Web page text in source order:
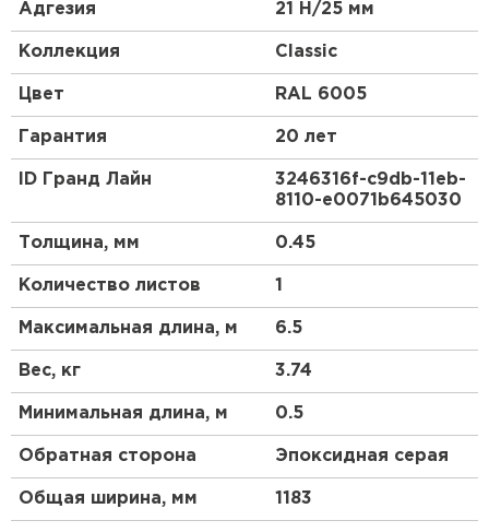
Эта металлочерепица в скандинавском стиле
станет отличным акцентом Вашего дома.
Красивый и гармоничный внешний вид, классика
линий позволяют металлочерепице Classic
органично сочетаться как с природным
ландшафтом, так и с любым архитектурным
стилем самого дома.
Для обустройства кровли компания Grand Line
Ассортимент продукции имеет сертификаты,
подтверждающие ее качество и безопасность
использования.
Адгезия 21 Н/25 мм
Коллекция Classic
Цвет RAL 6005
Гарантия 20 лет
ID Гранд Лайн
3246316f-c9db-11eb-
8110-e0071b645030
Толщина, мм 0.45
Количество листов 1
Максимальная длина, м 6.5
Вес, кг 3.74
Минимальная длина, м 0.5
Обратная сторона Эпоксидная серая
Общая ширина, мм 1183